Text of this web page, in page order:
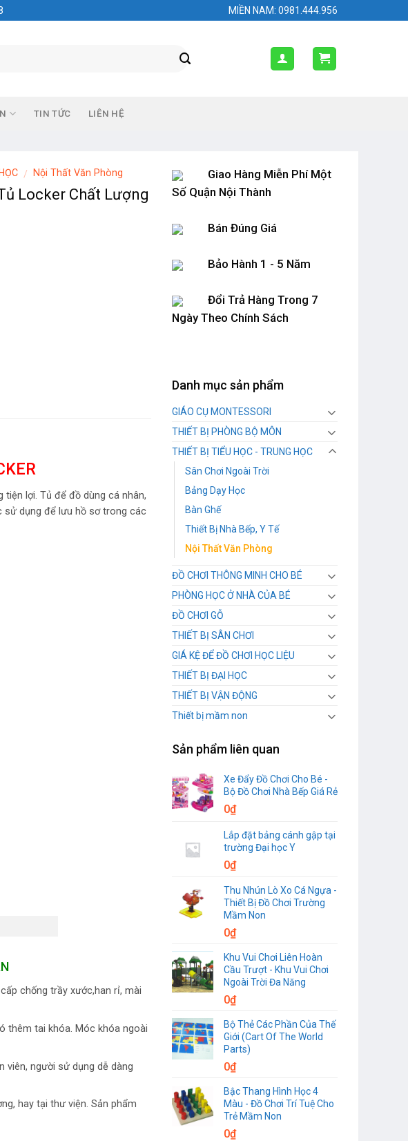
MIỀN NAM: 0981.444.956
TIN TỨC LIÊN HỆ
/ Nội Thất Văn Phòng
Locker Chất Lượng
lợi. Tủ để đồ dùng cá nhân,
sử dụng để lưu hồ sơ trong các
chống trầy xước,han rỉ, mài
thêm tai khóa. Móc khóa ngoài
viên, người sử dụng dễ dàng
hay tại thư viện. Sản phẩm
Giao Hàng Miễn Phí Một
Số Quận Nội Thành
Bán Đúng Giá
Bảo Hành 1 - 5 Năm
Đổi Trả Hàng Trong 7
Ngày Theo Chính Sách
Danh mục sản phẩm
GIÁO CỤ MONTESSORI
THIẾT BỊ PHÒNG BỘ MÔN
THIẾT BỊ TIỂU HỌC - TRUNG HỌC
Sân Chơi Ngoài Trời
Bảng Dạy Học
Bàn Ghế
Thiết Bị Nhà Bếp, Y Tế
Nội Thất Văn Phòng
ĐỒ CHƠI THÔNG MINH CHO BÉ
PHÒNG HỌC Ở NHÀ CỦA BÉ
ĐỒ CHƠI GỖ
THIẾT BỊ SÂN CHƠI
GIÁ KỆ ĐỂ ĐỒ CHƠI HỌC LIỆU
THIẾT BỊ ĐẠI HỌC
THIẾT BỊ VẬN ĐỘNG
Thiết bị mầm non
Sản phẩm liên quan
Xe Đẩy Đồ Chơi Cho Bé -
Bộ Đồ Chơi Nhà Bếp Giá Rẻ
0₫
Lắp đặt bảng cánh gập tại
trường Đại học Y
0₫
Thu Nhún Lò Xo Cá Ngựa -
Thiết Bị Đồ Chơi Trường
Mầm Non
0₫
Khu Vui Chơi Liên Hoàn
Cầu Trượt - Khu Vui Chơi
Ngoài Trời Đa Năng
0₫
Bộ Thẻ Các Phần Của Thế
Giới (Cart Of The World
Parts)
0₫
Bậc Thang Hình Học 4
Màu - Đồ Chơi Trí Tuệ Cho
Trẻ Mầm Non
0₫